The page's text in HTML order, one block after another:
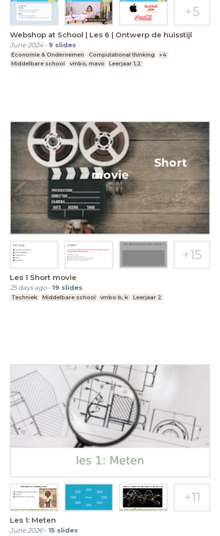
Webshop at School | Les 6 | Ontwerp de huisstijl
June 2024- 9 slides
Economie & Ondernemen Computational thinking
+4
Middelbare school
vmbo, mavo Leerjaar 1,2
Les 1 Short movie
25 days ago- 19 slides
Techniek Middelbare school vmbo b, k Leerjaar 2
Les 1: Meten
June 2026- 15 slides